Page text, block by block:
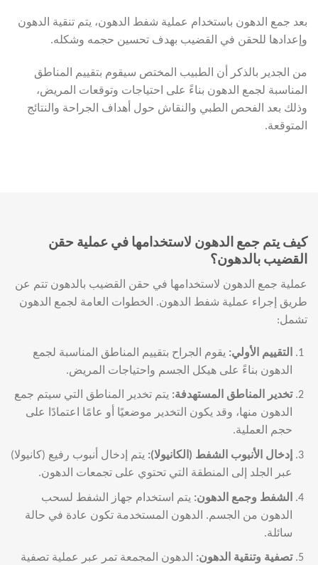
بعد جمع الدهون باستخدام عملية شفط الدهون، يتم تنقية الدهون
وإعدادها للحقن في القضيب بهدف تحسين حجمه وشكله.
من الجدير بالذكر أن الطبيب المختص سيقوم بتقييم المناطق
المناسبة لجمع الدهون بناءً على احتياجات وتوقعات المريض،
وذلك بعد الفحص الطبي والنقاش حول أهداف الجراحة والنتائج
المتوقعة.
كيف يتم جمع الدهون لاستخدامها في عملية حقن
القضيب بالدهون؟
عملية جمع الدهون لاستخدامها في حقن القضيب بالدهون تتم عن
طريق إجراء عملية شفط الدهون. الخطوات العامة لجمع الدهون
تشمل:
التقييم الأولي: يقوم الجراح بتقييم المناطق المناسبة لجمع
الدهون بناءً على هيكل الجسم واحتياجات المريض.
تخدير المناطق المستهدفة: يتم تخدير المناطق التي سيتم جمع
الدهون منها، وقد يكون التخدير موضعيًا أو عامًا اعتمادًا على
حجم العملية.
إدخال الأنبوب الشفط (الكانيولا): يتم إدخال أنبوب رفيع (كانيولا)
عبر الجلد إلى المنطقة التي تحتوي على تجمعات الدهون.
الشفط وجمع الدهون: يتم استخدام جهاز الشفط لسحب
الدهون من الجسم. الدهون المستخدمة تكون عادة في حالة
سائلة.
تصفية وتنقية الدهون: الدهون المجمعة تمر عبر عملية تصفية